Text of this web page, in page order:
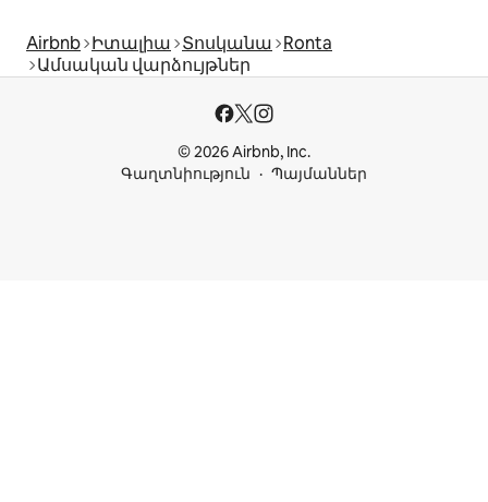
Airbnb Իտալիա Տոսկանա Ronta
Ամսական վարձույթներ
© 2026 Airbnb, Inc.
Գաղտնիություն
Պայմաններ